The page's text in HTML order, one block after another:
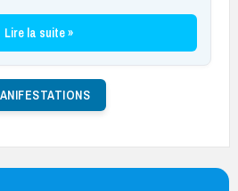
Lire la suite »